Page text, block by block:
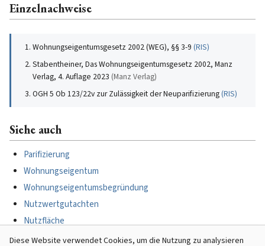
Einzelnachweise
Wohnungseigentumsgesetz 2002 (WEG), §§ 3-9 (RIS)
Stabentheiner, Das Wohnungseigentumsgesetz 2002, Manz
Verlag, 4. Auflage 2023 (Manz Verlag)
OGH 5 Ob 123/22v zur Zulässigkeit der Neuparifizierung(RIS)
Siehe auch
Parifizierung
Wohnungseigentum
Wohnungseigentumsbegründung
Nutzwertgutachten
Nutzfläche
Betriebskosten
Diese Website verwendet Cookies, um die Nutzung zu analysieren